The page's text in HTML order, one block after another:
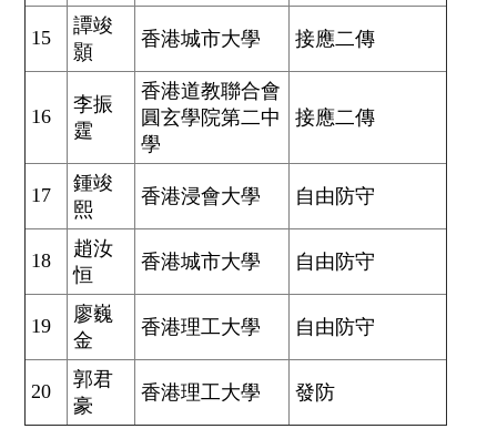
15
譚竣
顥
香港城市大學 接應二傳
16
李振
霆
香港道教聯合會
圓玄學院第二中
學
接應二傳
17
鍾竣
熙
香港浸會大學 自由防守
18
趙汝
恒
香港城市大學 自由防守
19
廖巍
金
香港理工大學 自由防守
20
郭君
豪
香港理工大學 發防